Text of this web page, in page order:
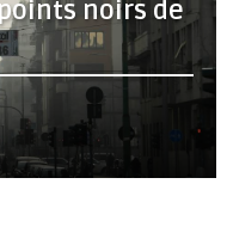
noirs de